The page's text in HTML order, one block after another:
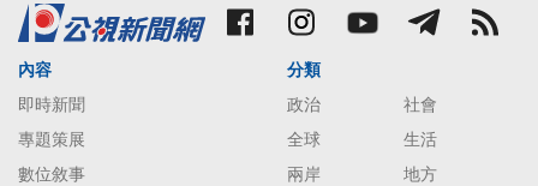
內容
即時新聞
專題策展
數位敘事
分類
政治
社會
全球
生活
兩岸
地方